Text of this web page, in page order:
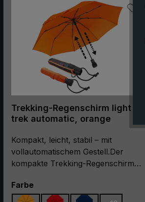
Trekking-Regenschirm light
trek automatic, orange
Kompakt, leicht, stabil – mit
vollautomatischem Gestell.Der
kompakte Trekking-Regenschirm
stabil. Dafür sorgt sein High-Tech-
Gestell aus glasfaserverstärkten
Farbeauswählen